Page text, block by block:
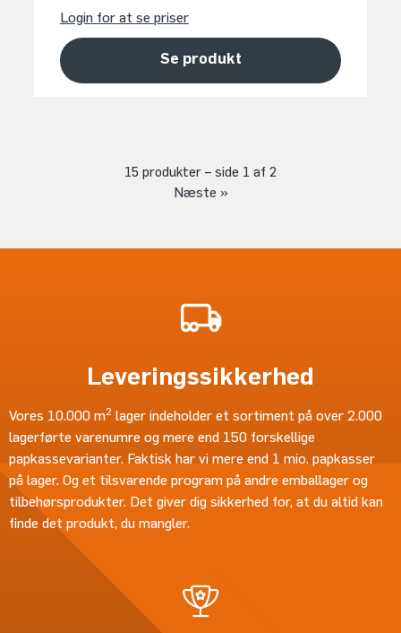
Login for at se priser
Se produkt
15 produkter – side 1 af 2
Næste »
Leveringssikkerhed
Vores 10.000 m2 lager indeholder et sortiment på over 2.000
lagerførte varenumre og mere end 150 forskellige
papkassevarianter. Faktisk har vi mere end 1 mio. papkasser
på lager. Og et tilsvarende program på andre emballager og
tilbehørsprodukter. Det giver dig sikkerhed for, at du altid kan
finde det produkt, du mangler.